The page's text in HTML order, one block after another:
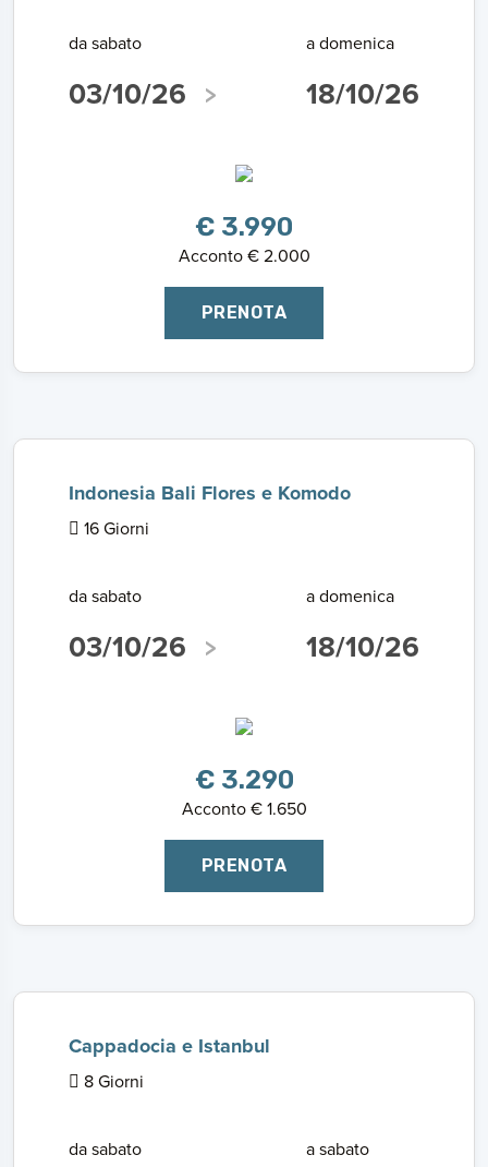
da sabato
03/10/26
a domenica
18/10/26
€ 3.990
Acconto € 2.000
PRENOTA
Indonesia Bali Flores e Komodo
16 Giorni
da sabato
03/10/26
a domenica
18/10/26
€ 3.290
Acconto € 1.650
PRENOTA
Cappadocia e Istanbul
8 Giorni
da sabato a sabato